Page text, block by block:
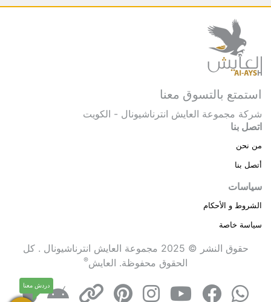
استمتع بالتسوق معنا
شركة مجموعة العايش انترناشيونال - الكويت
اتصل بنا
من نحن
أتصل بنا
سياسات
الشروط و الأحكام
سياسة خاصة
حقوق النشر © 2025 مجموعة العايش انترناشيونال . كل
الحقوق محفوظة. العايش®
دردش معنا